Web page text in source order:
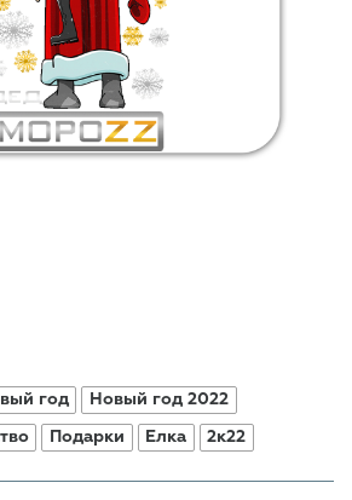
год Новый год 2022
Подарки Елка 2к22